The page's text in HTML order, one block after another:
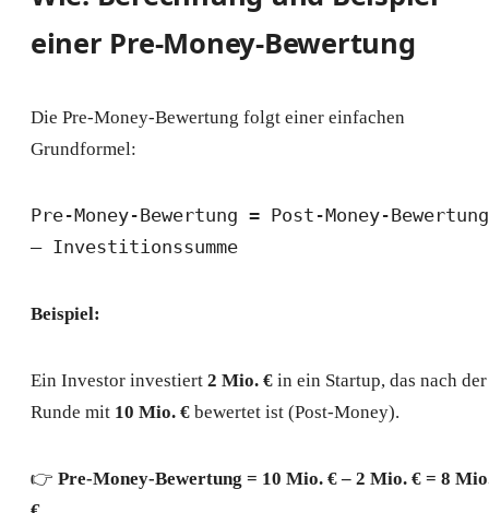
einer Pre-Money-Bewertung
Die Pre-Money-Bewertung folgt einer einfachen
Grundformel:
Pre-Money-Bewertung = Post-Money-Bewertung
– Investitionssumme
Beispiel:
Ein Investor investiert 2 Mio. € in ein Startup, das nach der
Runde mit 10 Mio. € bewertet ist (Post-Money).
👉 Pre-Money-Bewertung = 10 Mio. € – 2 Mio. € = 8